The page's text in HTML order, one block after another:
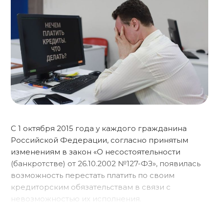
С 1 октября 2015 года у каждого гражданина
Российской Федерации, согласно принятым
изменениям в закон «О несостоятельности
(банкротстве) от 26.10.2002 №127-ФЗ», появилась
возможность перестать платить по своим
кредиторским обязательствам в связи с
невозможностью их исполнения.